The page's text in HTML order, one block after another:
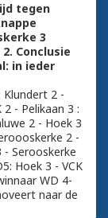
tegen
3
Conclusie
in ieder
Klundert 2 -
- Pelikaan 3 :
2 - Hoek 3
2 -
- Serooskerke
Hoek 3 - VCK
WD 4-
naar de